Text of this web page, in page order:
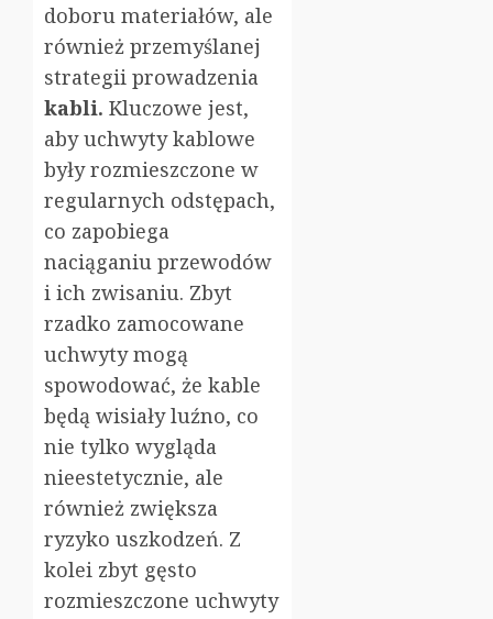
doboru materiałów, ale
również przemyślanej
strategii prowadzenia
kabli. Kluczowe jest,
aby uchwyty kablowe
były rozmieszczone w
regularnych odstępach,
co zapobiega
naciąganiu przewodów
i ich zwisaniu. Zbyt
rzadko zamocowane
uchwyty mogą
spowodować, że kable
będą wisiały luźno, co
nie tylko wygląda
nieestetycznie, ale
również zwiększa
ryzyko uszkodzeń. Z
kolei zbyt gęsto
rozmieszczone uchwyty